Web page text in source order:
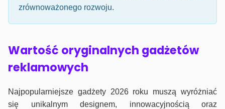
zrównoważonego rozwoju.
Wartość oryginalnych gadżetów
reklamowych
Najpopularniejsze gadżety 2026 roku muszą wyróżniać
się unikalnym designem, innowacyjnością oraz